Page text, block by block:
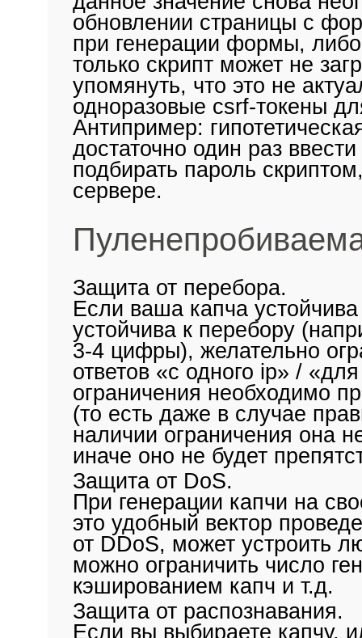
обновлении страницы с
при генерации формы, либо
только скрипт может не
упомянуть, что это не
одноразовые csrf-токены
Антипример:
достаточно один раз
подбирать пароль
сервере.
Защита от перебора.
Если ваша капча
устойчива к перебору
3-4 цифры), желательно
ответов «с одного ip» /
ограничения необходимо
(то есть даже в случае
наличии ограничения она
иначе оно не будет
Защита от DoS.
При генерации капчи на
это удобный вектор
от DDoS, может устроить
можно ограничить число
кэшированием капч и т.д.
Защита от распознавания.
Если вы выбираете капчу,